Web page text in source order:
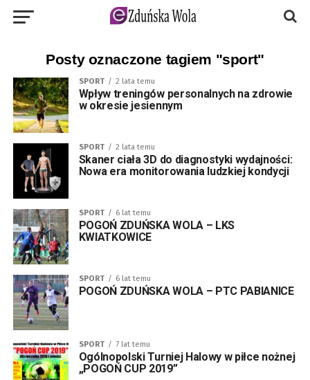
Posty oznaczone tagiem "sport"
SPORT 2 lata temu
Wpływ treningów personalnych na zdrowie
w okresie jesiennym
SPORT 2 lata temu
Skaner ciała 3D do diagnostyki wydajności:
Nowa era monitorowania ludzkiej kondycji
SPORT 6 lat temu
POGOŃ ZDUŃSKA WOLA – LKS
KWIATKOWICE
SPORT 6 lat temu
POGOŃ ZDUŃSKA WOLA – PTC PABIANICE
SPORT 7 lat temu
Ogólnopolski Turniej Halowy w piłce nożnej
„POGOŃ CUP 2019”